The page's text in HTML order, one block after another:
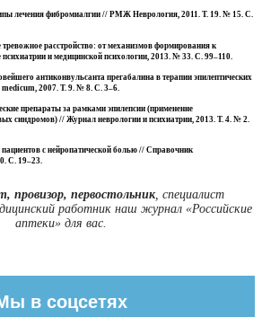
лечения фибромиалгии // РМЖ Неврология, 2011. Т. 19. № 15. С.
расстройство: от механизмов формирования к
и медицинской психологии, 2013. № 33. С. 99–110.
антиконвульсанта прегабалина в терапии эпилептических
2007. Т. 9. № 8. С. 3–6.
препараты за рамками эпилепсии (применение
синдромов) // Журнал неврологии и психиатрии, 2013. Т. 4. № 2.
с нейропатической болью // Справочник
С. 19–23.
провизор, первостольник, специалист
работник наш журнал «Российские
аптеки» для вас.
в соцсетях